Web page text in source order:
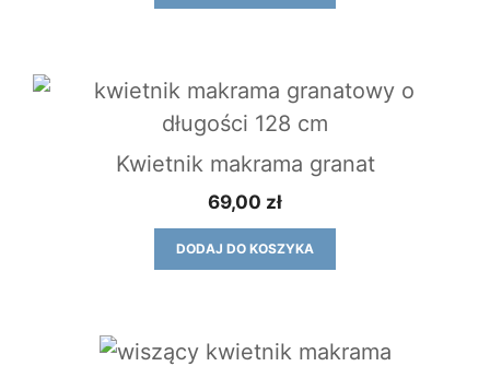
Kwietnik makrama granat
69,00 zł
DODAJ DO KOSZYKA